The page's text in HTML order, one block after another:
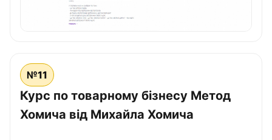
№11
Курс по товарному бізнесу Метод
Хомича від Михайла Хомича